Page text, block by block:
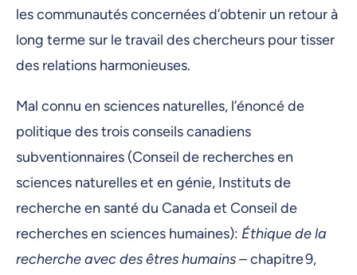
les communautés concernées d’obtenir un retour à
long terme sur le travail des chercheurs pour tisser
des relations harmonieuses.
Mal connu en sciences naturelles, l’énoncé de
politique des trois conseils canadiens
subventionnaires (Conseil de recherches en
sciences naturelles et en génie, Instituts de
recherche en santé du Canada et Conseil de
recherches en sciences humaines): Éthique de la
recherche avec des êtres humains– chapitre 9,